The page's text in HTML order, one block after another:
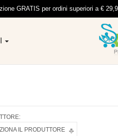
GRATIS per ordini superiori a €
IL PRODUTTORE